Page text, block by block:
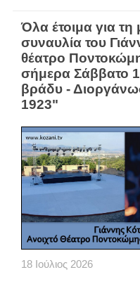
Όλα έτοιμα για
συναυλία του
θέατρο
σήμερα Σάββατο
βράδυ -
1923"
18 Ιούλιος 2026